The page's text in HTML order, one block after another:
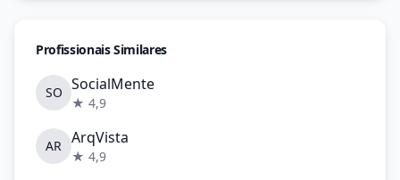
Profissionais Similares
SO SocialMente
★ 4,9
AR ArqVista
★ 4,9